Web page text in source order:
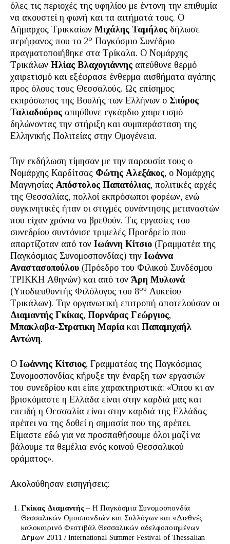
όλες τις περιοχές της υφηλίου με έντονη την επιθυμία
να ακουστεί η φωνή και τα αιτήματά τους. Ο
Δήμαρχος Τρικκαίων Μιχάλης Ταμήλος δήλωσε
περήφανος που το 2ο Παγκόσμιο Συνέδριο
πραγματοποιήθηκε στα Τρίκαλα. Ο Νομάρχης
Τρικάλων Ηλίας Βλαχογιάννης απεύθυνε θερμό
χαιρετισμό και εξέφρασε ένθερμα αισθήματα αγάπης
προς όλους τους Θεσσαλούς. Ως επίσημος
εκπρόσωπος της Βουλής των Ελλήνων ο Σπύρος
Ταλιαδούρος απηύθυνε εγκάρδιο χαιρετισμό
δηλώνοντας την στήριξη και συμπαράσταση της
Ελληνικής Πολιτείας στην Ομογένεια.
Την εκδήλωση τίμησαν με την παρουσία τους ο
Νομάρχης Καρδίτσας Φώτης Αλεξάκος, ο Νομάρχης
Μαγνησίας Απόστολος Παπατόλιας, πολιτικές αρχές
της Θεσσαλίας, πολλοί εκπρόσωποι φορέων, ενώ
συγκινητικές ήταν οι στιγμές συνάντησης μεταναστών
που είχαν χρόνια να βρεθούν. Τις εργασίες του
συνεδρίου συντόνισε τριμελές Προεδρείο που
απαρτίζοταν από τον Ιωάννη Κίτσιο (Γραμματέα της
Παγκόσμιας Συνομοσπονδίας) την Ιωάννα
Αναστασοπούλου (Πρόεδρο του Φιλικού Συνδέσμου
ΤΡΙΚΚΗ Αθηνών) και από τον Άρη Μυλωνά
(Υποδιευθυντής Φιλόλογος του 8ου Λυκείου
Τρικάλων). Την οργανωτική επιτροπή αποτελούσαν οι
Διαμαντής Γκίκας, Πορνάρας Γεώργιος,
Μπακλαβα-Στρατικη Μαρίακαι Παπαμιχαήλ
Αντώνη.
Ο Ιωάννης Κίτσιος, Γραμματέας της Παγκόσμιας
Συνομοσπονδίας κήρυξε την έναρξη των εργασιών
του συνεδρίου και είπε χαρακτηριστικά: «Όπου κι αν
βρισκόμαστε η Ελλάδα είναι στην καρδιά μας και
επειδή η Θεσσαλία είναι στην καρδιά της Ελλάδας
πρέπει να της δοθεί η σημασία που της πρέπει.
Είμαστε εδώ για να προσπαθήσουμε όλοι μαζί να
βάλουμε τα θεμέλια ενός κοινού Θεσσαλικού
οράματος».
Ακολούθησαν εισηγήσεις:
Γκίκας Διαμαντής – Η Παγκόσμια Συνομοσπονδία
Θεσσαλικών Ομοσπονδιών και Συλλόγων και «Διεθνές
καλοκαιρινό Φεστιβάλ Θεσσαλικών αδελφοποιημένων
Δήμων 2011 / International Summer Festival of Thessalian